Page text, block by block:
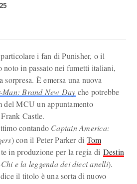
i fan di Punisher, o il
noto in passato nei fumetti italiani,
sorpresa. È emersa una nuova
Man: Brand New Day che potrebbe
del MCU un appuntamento
Castle.
contando Captain America:
) con il Peter Parker di Tom
in produzione per la regia di Destin
e la leggenda dei dieci anelli).
il titolo è una sorta di nuovo